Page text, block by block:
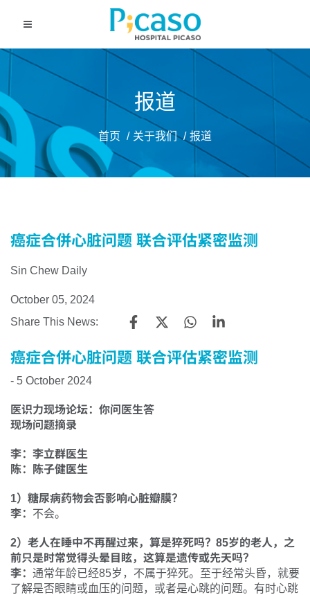
报道
首页 关于我们 报道
癌症合併心脏问题 联合评估紧密监测
Sin Chew Daily
October 05, 2024
Share This News:
癌症合併心脏问题 联合评估紧密监测
- 5 October 2024
医识力现场论坛：你问医生答
现场问题摘录
李：李立群医生
陈：陈子健医生
1）糖尿病药物会否影响心脏瓣膜？
李： 不会。
2）老人在睡中不再醒过来，算是猝死吗？85岁的老人，之
前只是时常觉得头晕目眩，这算是遗传或先天吗？
李： 通常年龄已经85岁，不属于猝死。至于经常头昏，就要
了解是否眼睛或血压的问题，或者是心跳的问题。有时心跳